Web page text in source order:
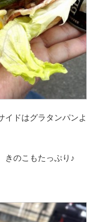
イドはグラタンパンよ
きのこもたっぷり♪